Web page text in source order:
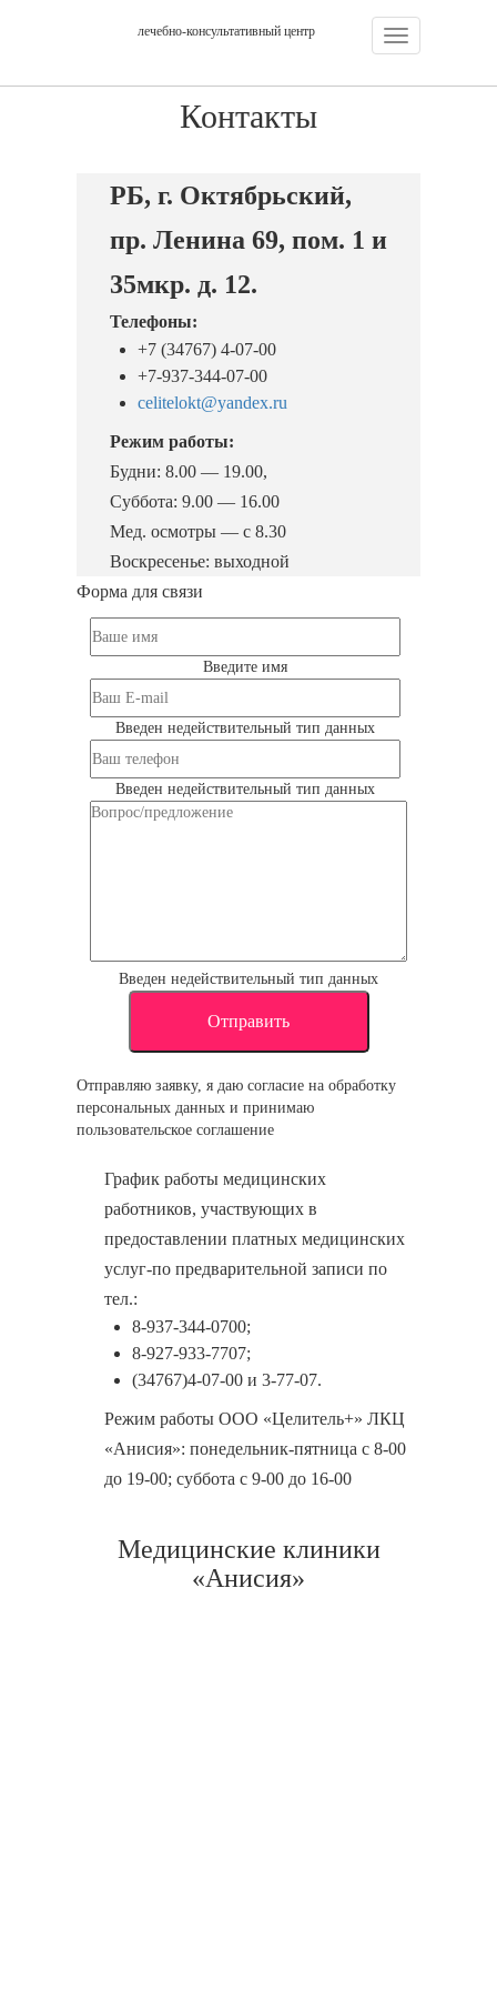
лечебно-консультативный центр Навигация:
Контакты
РБ, г. Октябрьский,
пр. Ленина 69, пом. 1 и
35мкр. д. 12.
Телефоны:
+7 (34767) 4-07-00
+7-937-344-07-00
celitelokt@yandex.ru
Режим работы:
Будни: 8.00 — 19.00,
Суббота: 9.00 — 16.00
Мед. осмотры — с 8.30
Воскресенье: выходной
Форма для связи
Введите имя
Введен недействительный тип данных
Введен недействительный тип данных
Введен недействительный тип данных
Отправляю заявку, я даю согласие на обработку
персональных данных и принимаю
пользовательское соглашение
График работы медицинских
работников, участвующих в
предоставлении платных медицинских
услуг-по предварительной записи по
тел.:
8-937-344-0700;
8-927-933-7707;
(34767)4-07-00 и 3-77-07.
Режим работы ООО «Целитель+» ЛКЦ
«Анисия»: понедельник-пятница с 8-00
до 19-00; суббота с 9-00 до 16-00
Медицинские клиники
«Анисия»